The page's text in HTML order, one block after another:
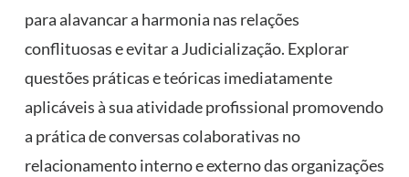
para alavancar a harmonia nas relações
conflituosas e evitar a Judicialização. Explorar
questões práticas e teóricas imediatamente
aplicáveis à sua atividade profissional promovendo
a prática de conversas colaborativas no
relacionamento interno e externo das organizações